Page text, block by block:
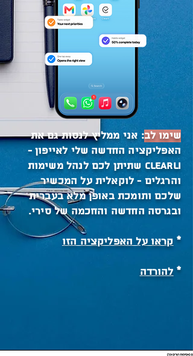
שימו לב: אני ממליץ לנסות גם את
האפליקציה החדשה שלי לאייפון -
Clearli שתיתן לכם לנהל משימות
והרגלים - לוקאלית על המכשיר
שלכם ותומכת באופן מלא בעברית
ובגרסה החדשה והחכמה של סירי.
* קראו על האפליקציה הזו
* להורדה